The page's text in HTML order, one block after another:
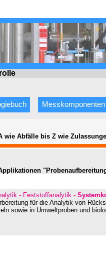
Messkomponenten
wie Abfälle bis Z wie
- Feststoffanalytik -
für die Analytik von
sowie in Umweltproben und